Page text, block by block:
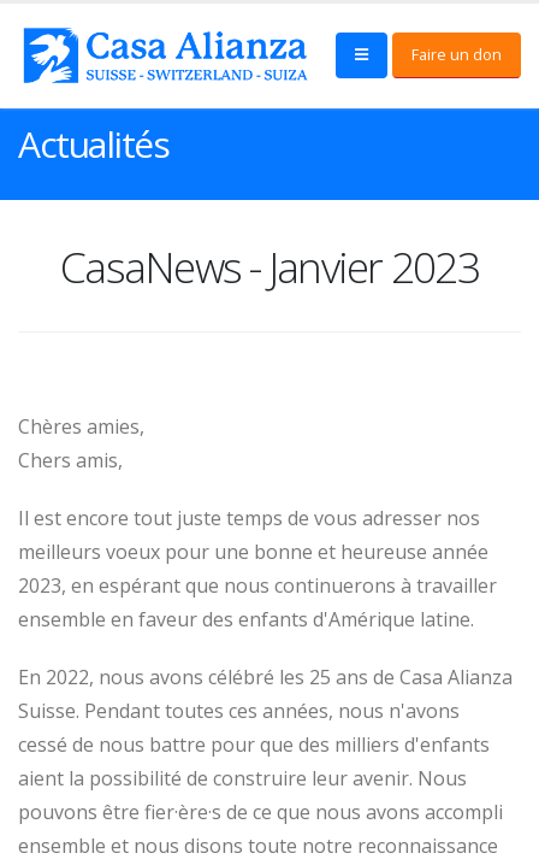
Faire un don
Actualités
CasaNews - Janvier 2023
Chères amies,
Chers amis,
Il est encore tout juste temps de vous adresser nos
meilleurs voeux pour une bonne et heureuse année
2023, en espérant que nous continuerons à travailler
ensemble en faveur des enfants d'Amérique latine.
En 2022, nous avons célébré les 25 ans de Casa Alianza
Suisse. Pendant toutes ces années, nous n'avons
cessé de nous battre pour que des milliers d'enfants
aient la possibilité de construire leur avenir. Nous
pouvons être fier·ère·s de ce que nous avons accompli
ensemble et nous disons toute notre reconnaissance